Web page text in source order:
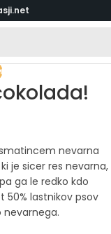
nevarna
je sicer res nevarna,
ga le redko kdo
50% lastnikov psov
nevarnega.